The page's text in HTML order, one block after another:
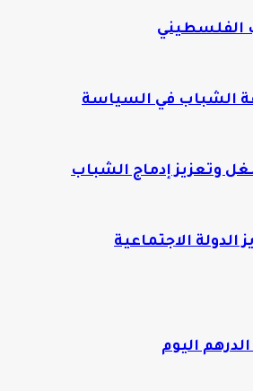
الفلسطيني
الشباب في السياسة
وتعزيز إدماج الشباب
اليوم